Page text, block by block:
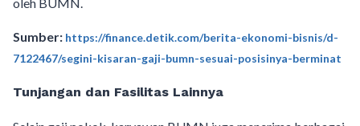
Sumber: https://finance.detik.com/berita-ekonomi-bisnis/d-
7122467/segini-kisaran-gaji-bumn-sesuai-posisinya-berminat
Tunjangan dan Fasilitas Lainnya